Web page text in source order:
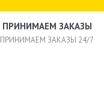
ПРИНИМАЕМ ЗАКАЗЫ
ПРИНИМАЕМ ЗАКАЗЫ 24/7